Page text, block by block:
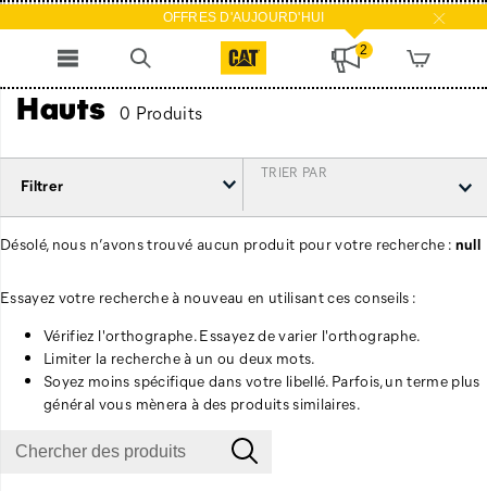
OFFRES D'AUJOURD'HUI
2
Hauts 0 Produits
Filtrer
TRIER PAR
Désolé, nous n’avons trouvé aucun produit pour votre recherche : null
Essayez votre recherche à nouveau en utilisant ces conseils :
Vérifiez l'orthographe. Essayez de varier l'orthographe.
Limiter la recherche à un ou deux mots.
Soyez moins spécifique dans votre libellé. Parfois, un terme plus
général vous mènera à des produits similaires.